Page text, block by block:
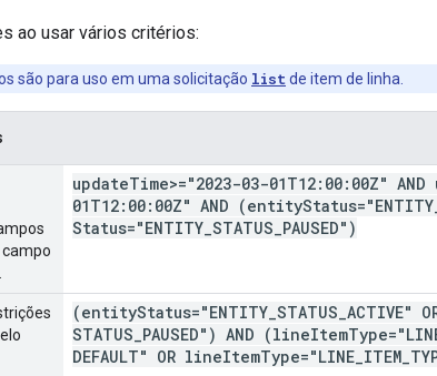
ao usar vários critérios:
são para uso em uma solicitação list de item de linha.
updateTime>="2023-03-01T12:00:00Z" AND
01T12:00:00Z" AND (entityStatus="ENTITY
Status="ENTITY STATUS PAUSED")
(entityStatus="ENTITY STATUS ACTIVE"
STATUS PAUSED") AND (lineItem
DEFAULT" OR lineItemType="LINE ITEM